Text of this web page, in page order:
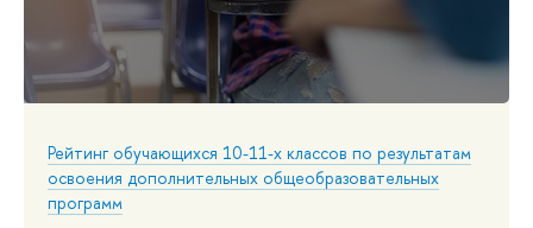
Рейтинг обучающихся 10-11-х классов по результатам
освоения дополнительных общеобразовательных
программ